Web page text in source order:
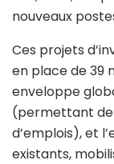
nouveaux
Ces projets
en place de 39
enveloppe
(permettant de
d’emplois), et
existants,